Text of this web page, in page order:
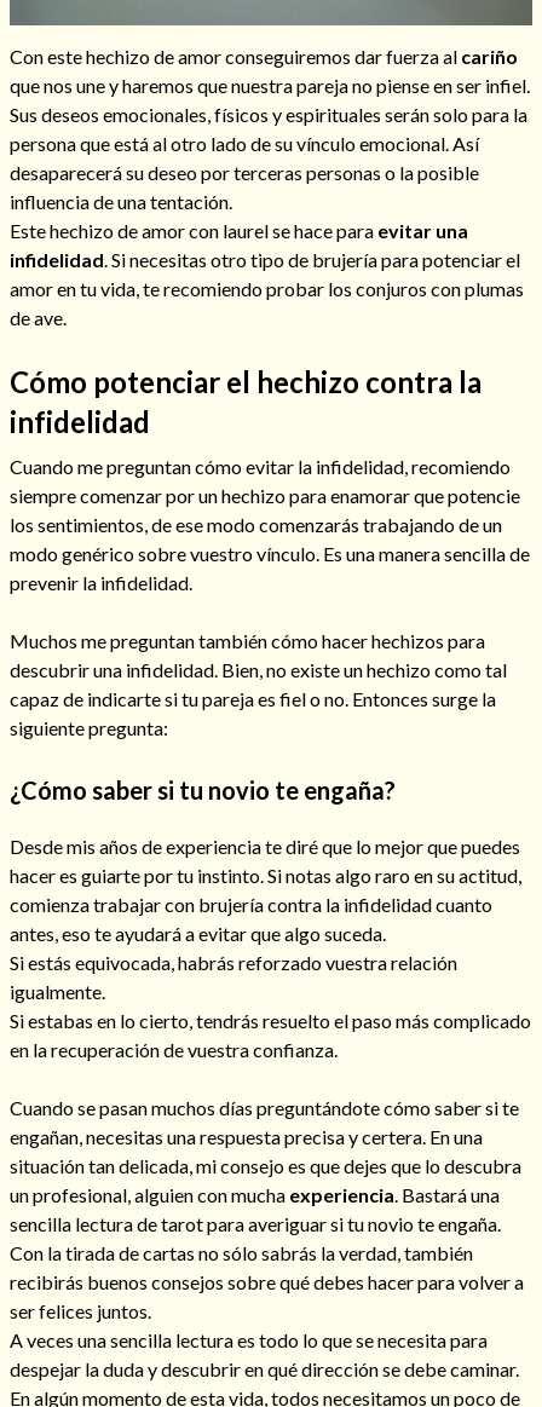
Con este hechizo de amor conseguiremos dar fuerza al cariño
que nos une y haremos que nuestra pareja no piense en ser infiel.
Sus deseos emocionales, físicos y espirituales serán solo para la
persona que está al otro lado de su vínculo emocional. Así
desaparecerá su deseo por terceras personas o la posible
influencia de una tentación.
Este hechizo de amor con laurel se hace para evitar una
infidelidad. Si necesitas otro tipo de brujería para potenciar el
amor en tu vida, te recomiendo probar los conjuros con plumas
de ave.
Cómo potenciar el hechizo contra la
infidelidad
Cuando me preguntan cómo evitar la infidelidad, recomiendo
siempre comenzar por un hechizo para enamorar que potencie
los sentimientos, de ese modo comenzarás trabajando de un
modo genérico sobre vuestro vínculo. Es una manera sencilla de
prevenir la infidelidad.
Muchos me preguntan también cómo hacer hechizos para
descubrir una infidelidad. Bien, no existe un hechizo como tal
capaz de indicarte si tu pareja es fiel o no. Entonces surge la
siguiente pregunta:
¿Cómo saber si tu novio te engaña?
Desde mis años de experiencia te diré que lo mejor que puedes
hacer es guiarte por tu instinto. Si notas algo raro en su actitud,
comienza trabajar con brujería contra la infidelidad cuanto
antes, eso te ayudará a evitar que algo suceda.
Si estás equivocada, habrás reforzado vuestra relación
igualmente.
Si estabas en lo cierto, tendrás resuelto el paso más complicado
en la recuperación de vuestra confianza.
Cuando se pasan muchos días preguntándote cómo saber si te
engañan, necesitas una respuesta precisa y certera. En una
situación tan delicada, mi consejo es que dejes que lo descubra
un profesional, alguien con mucha experiencia. Bastará una
sencilla lectura de tarot para averiguar si tu novio te engaña.
Con la tirada de cartas no sólo sabrás la verdad, también
recibirás buenos consejos sobre qué debes hacer para volver a
ser felices juntos.
A veces una sencilla lectura es todo lo que se necesita para
despejar la duda y descubrir en qué dirección se debe caminar.
En algún momento de esta vida, todos necesitamos un poco de